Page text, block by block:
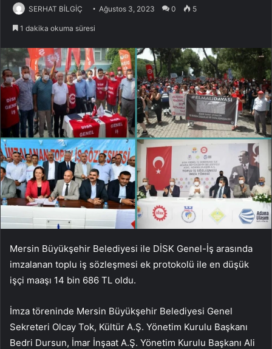
SERHAT BİLGİÇ Ağustos 3, 2023 0 5
1 dakika okuma süresi
Mersin Büyükşehir Belediyesi ile DİSK Genel-İş arasında
imzalanan toplu iş sözleşmesi ek protokolü ile en düşük
işçi maaşı 14 bin 686 TL oldu.
İmza töreninde Mersin Büyükşehir Belediyesi Genel
Sekreteri Olcay Tok, Kültür A.Ş. Yönetim Kurulu Başkanı
Bedri Dursun, İmar İnşaat A.Ş. Yönetim Kurulu Başkanı Ali